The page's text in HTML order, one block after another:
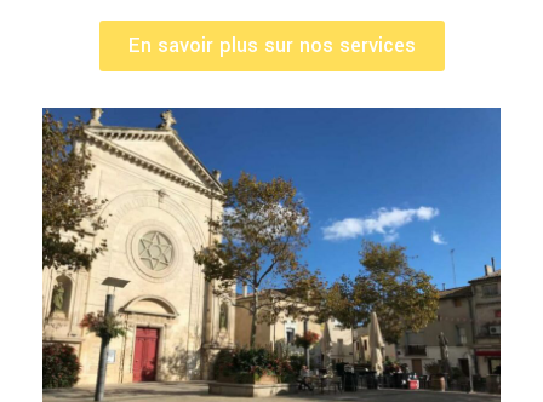
En savoir plus sur nos services